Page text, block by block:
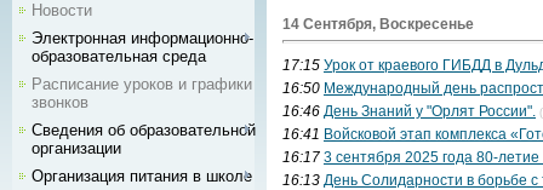
Новости
Электронная информационно-
образовательная среда
Расписание уроков и графики
звонков
Сведения об образовательной
организации
Организация питания в школе
14 Сентября, Воскресенье
17:15 Урок от краевого ГИБДД в
16:50 Международный день
16:46 День Знаний у "Орлят России".
16:41 Войсковой этап комплекса
16:17 3 сентября 2025 года 80-
16:13 День Солидарности в борьбе